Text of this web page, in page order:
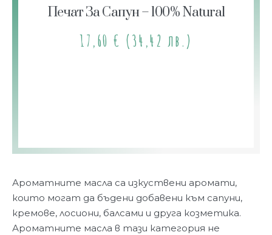
Печат За Сапун – 100% Natural
17,60 € (34,42 лв.)
Ароматните масла са изкуствени аромати,
които могат да бъдени добавени към сапуни,
кремове, лосиони, балсами и друга козметика.
Ароматните масла в тази категория не